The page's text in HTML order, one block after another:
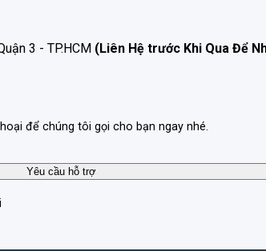
3 - TP.HCM (Liên Hệ trước Khi Qua Để
để chúng tôi gọi cho bạn ngay nhé.